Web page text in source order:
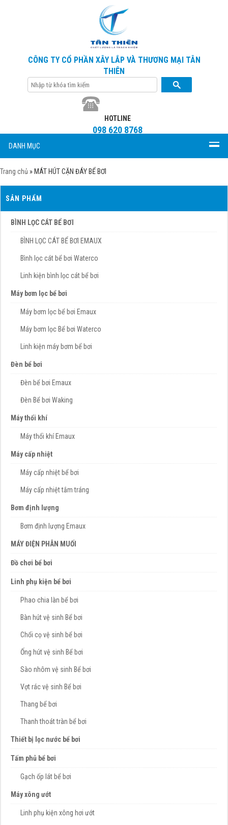
CÔNG TY CỔ PHẦN XÂY LẮP VÀ THƯƠNG MẠI TÂN
THIÊN
HOTLINE
098 620 8768
DANH MỤC
Trang chủ » MÁT HÚT CẶN ĐÁY BỂ BƠI
SẢN PHẨM
BÌNH LỌC CÁT BỂ BƠI
BÌNH LỌC CÁT BỂ BƠI EMAUX
Bình lọc cát bể bơi Waterco
Linh kiện bình lọc cát bể bơi
Máy bơm lọc bể bơi
Máy bơm lọc bể bơi Emaux
Máy bơm lọc Bể bơi Waterco
Linh kiện máy bơm bể bơi
Đèn bể bơi
Đèn bể bơi Emaux
Đèn Bể bơi Waking
Máy thổi khí
Máy thổi khí Emaux
Máy cấp nhiệt
Máy cấp nhiệt bể bơi
Máy cấp nhiệt tắm tráng
Bơm định lượng
Bơm định lượng Emaux
MÁY ĐIỆN PHÂN MUỐI
Đồ chơi bể bơi
Linh phụ kiện bể bơi
Phao chia làn bể bơi
Bàn hút vệ sinh Bể bơi
Chổi cọ vệ sinh bể bơi
Ống hút vệ sinh Bể bơi
Sào nhôm vệ sinh Bể bơi
Vợt rác vệ sinh Bể bơi
Thang bể bơi
Thanh thoát tràn bể bơi
Thiết bị lọc nước bể bơi
Tấm phủ bể bơi
Gạch ốp lát bể bơi
Máy xông ướt
Linh phụ kiện xông hơi ướt